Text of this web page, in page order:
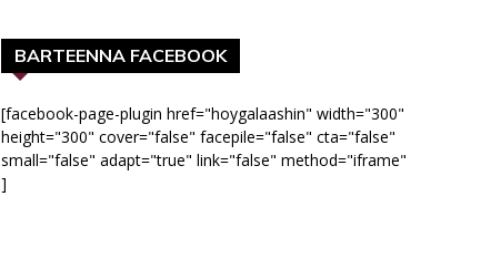
BARTEENNA FACEBOOK
[facebook-page-plugin href="hoygalaashin" width="300"
height="300" cover="false" facepile="false" cta="false"
small="false" adapt="true" link="false" method="iframe"
]